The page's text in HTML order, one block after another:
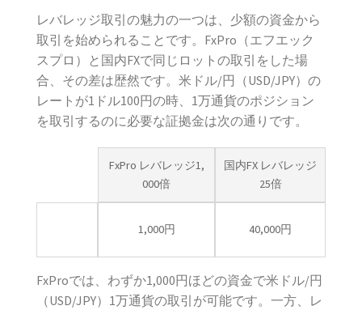
レバレッジ取引の魅力の一つは、少額の資金から
取引を始められることです。FxPro（エフエック
スプロ）と国内FXで同じロットの取引をした場
合、その差は歴然です。米ドル/円（USD/JPY）の
レートが1ドル100円の時、1万通貨のポジション
を取引するのに必要な証拠金は次の通りです。
FxPro レバレッジ1,
000倍
国内FX レバレッジ
25倍
1,000円 40,000円
FxProでは、わずか1,000円ほどの資金で米ドル/円
（USD/JPY）1万通貨の取引が可能です。一方、レ